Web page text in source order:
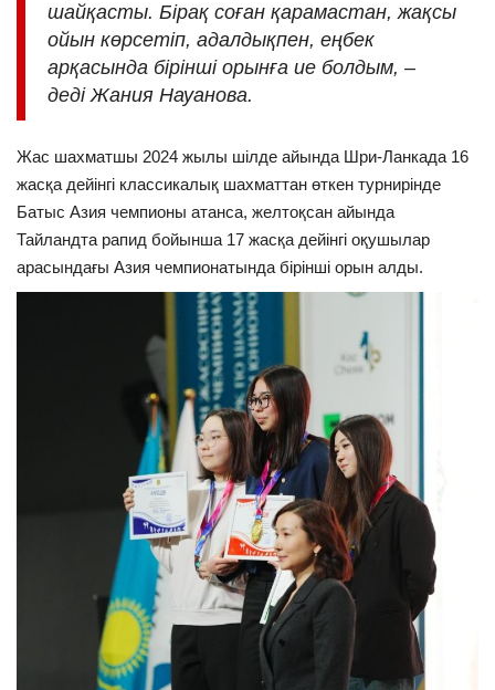
шайқасты. Бірақ соған қарамастан, жақсы
ойын көрсетіп, адалдықпен, еңбек
арқасында бірінші орынға ие болдым, –
деді Жания Науанова.
Жас шахматшы 2024 жылы шілде айында Шри-Ланкада 16
жасқа дейінгі классикалық шахматтан өткен турнирінде
Батыс Азия чемпионы атанса, желтоқсан айында
Тайландта рапид бойынша 17 жасқа дейінгі оқушылар
арасындағы Азия чемпионатында бірінші орын алды.